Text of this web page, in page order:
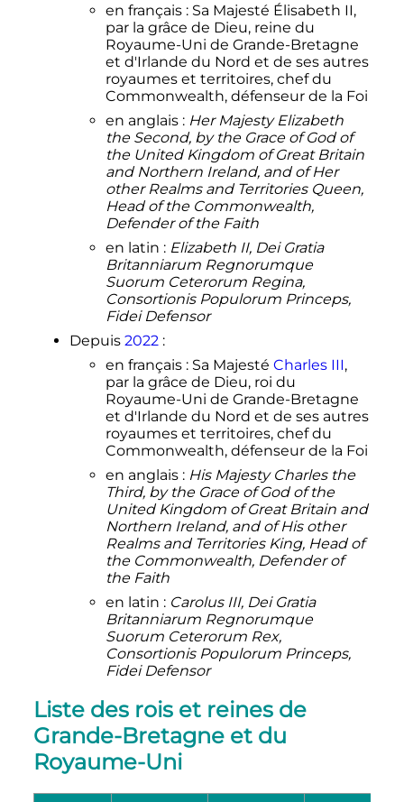
en français : Sa Majesté Élisabeth II,
par la grâce de Dieu, reine du
Royaume-Uni de Grande-Bretagne
et d'Irlande du Nord et de ses autres
royaumes et territoires, chef du
Commonwealth, défenseur de la Foi
en anglais : Her Majesty Elizabeth
the Second, by the Grace of God of
the United Kingdom of Great Britain
and Northern Ireland, and of Her
other Realms and Territories Queen,
Head of the Commonwealth,
Defender of the Faith
en latin : Elizabeth II, Dei Gratia
Britanniarum Regnorumque
Suorum Ceterorum Regina,
Consortionis Populorum Princeps,
Fidei Defensor
Depuis 2022 :
en français : Sa Majesté Charles III,
par la grâce de Dieu, roi du
Royaume-Uni de Grande-Bretagne
et d'Irlande du Nord et de ses autres
royaumes et territoires, chef du
Commonwealth, défenseur de la Foi
en anglais : His Majesty Charles the
Third, by the Grace of God of the
United Kingdom of Great Britain and
Northern Ireland, and of His other
Realms and Territories King, Head of
the Commonwealth, Defender of
the Faith
en latin : Carolus III, Dei Gratia
Britanniarum Regnorumque
Suorum Ceterorum Rex,
Consortionis Populorum Princeps,
Fidei Defensor
Liste des rois et reines de
Grande-Bretagne et du
Royaume-Uni